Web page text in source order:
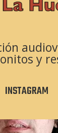
y
INSTAGRAM